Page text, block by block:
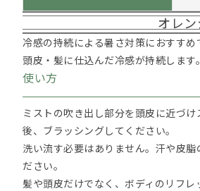
オレ
冷感の持続による暑さ対策におすすめ
頭皮・髪に仕込んだ冷感が持続します。
使い方
ミストの吹き出し部分を頭皮に近づ
後、ブラッシングしてください。
洗い流す必要はありません。汗や皮
ださい。
髪や頭皮だけでなく、ボディのリフレ